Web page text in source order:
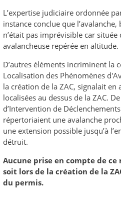
L’expertise judiciaire ordonnée
instance conclue que
n’était pas imprévisible car située
avalancheuse repérée en altitude.
D’autres éléments incriminent la
Localisation des Phénomènes
la création de la ZAC, signalait en
localisées au dessus de la ZAC.
d’Intervention de
répertoriaient une avalanche
une extension possible jusqu’à
détruit.
Aucune prise en compte de ce
soit lors de la création de la
du permis.